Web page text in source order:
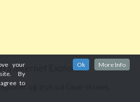
Internet Explorer
og tryk på Gear-ikonet.
your
By
to
Ok More Info